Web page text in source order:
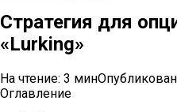
Стратегия для
«Lurking»
На чтение: 3 мин
Оглавление